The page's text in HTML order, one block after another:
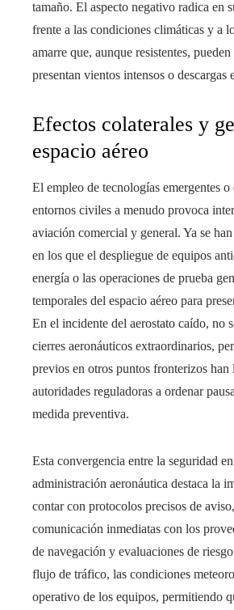
tamaño. El aspecto negativo radica en
frente a las condiciones climáticas y a
amarre que, aunque resistentes,
presentan vientos intensos o descargas
Efectos colaterales y
espacio aéreo
El empleo de tecnologías emergentes o
entornos civiles a menudo provoca
aviación comercial y general. Ya se
en los que el despliegue de equipos
energía o las operaciones de prueba
temporales del espacio aéreo para
En el incidente del aerostato caído, no
cierres aeronáuticos extraordinarios,
previos en otros puntos fronterizos han
autoridades reguladoras a ordenar
medida preventiva.
Esta convergencia entre la seguridad
administración aeronáutica destaca la
contar con protocolos precisos de
comunicación inmediatas con los
de navegación y evaluaciones de
flujo de tráfico, las condiciones
operativo de los equipos, permitiendo